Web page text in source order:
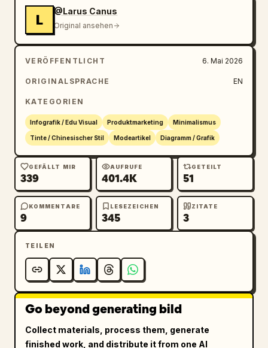
Schlüsselstücke und Notizen
rechts","sections":
[{"title":"Inspirationsquelle / Inspiration
Source","position":"oben
links","count":6,"contents":["große blau-
weiße Meiping-Porzellanvase mit
beschriftet mit 钴蓝发色 (Kobaltblau)","rundes
Farbmuster beschriftet mit 胎白色
(Porzellanweiß)","rundes Motiv-Icon
(Lotusrankenmuster)","rundes glänzendes
Materialmuster beschriftet mit 釉面温润
(Sanfter Glasurglanz)","Vasen-Silhouette-Icon
beschriftet with 梅瓶廓形 (Meiping-Vasen-
Silhouette)"]},{"title":"Visuelle Extraktion
links","count":5,"subsections":
[{"name":"Farbpalette","count":6,"labels":
["Tiefseeblau","Hellblau","Indigoblau","Elfen
beinweiß","Warmweiß","Emailleblau"]},
{"name":"Stil-Keywords","count":6,"labels":
Ästhetik","Zurückhaltende
L
@Larus Canus
Original ansehen
VERÖFFENTLICHT 6. Mai 2026
ORIGINALSPRACHE EN
KATEGORIEN
Infografik / Edu Visual Produktmarketing Minimalismus
Tinte / Chinesischer Stil Modeartikel Diagramm / Grafik
GEFÄLLT MIR
339
AUFRUFE
401.4K
GETEILT
51
KOMMENTARE
9
LESEZEICHEN
345
ZITATE
3
TEILEN
Go beyond generating bild
Collect materials, process them, generate
finished work, and distribute it from one AI